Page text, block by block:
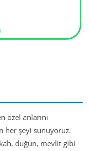
özel anlarını
her şeyi sunuyoruz.
düğün, mevlit gibi